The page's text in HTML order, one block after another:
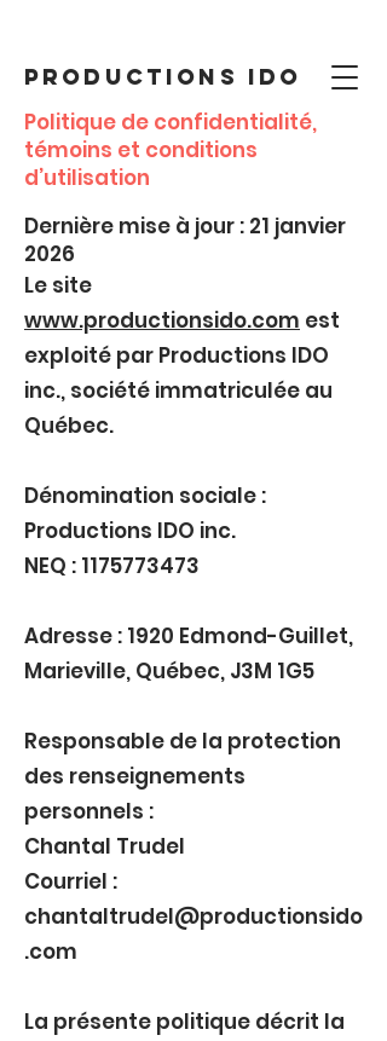
PRODUCTIONS IDO
Politique de confidentialité,
témoins et conditions
d’utilisation
Dernière mise à jour : 21 janvier
2026
Le site
www.productionsido.com est
exploité par Productions IDO
inc., société immatriculée au
Québec.
Dénomination sociale :
Productions IDO inc.
NEQ : 1175773473
Adresse : 1920 Edmond-Guillet,
Marieville, Québec, J3M 1G5
Responsable de la protection
des renseignements
personnels :
Chantal Trudel
Courriel :
chantaltrudel@productionsido
.com
La présente politique décrit la